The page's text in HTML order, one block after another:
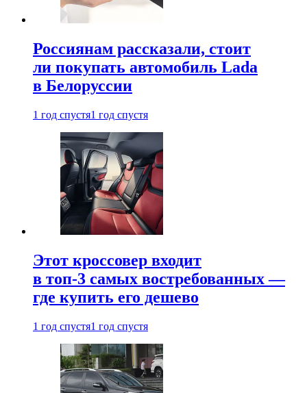
Россиянам рассказали, стоит
ли покупать автомобиль Lada
в Белоруссии
1 год спустя1 год спустя
Этот кроссовер входит
в топ-3 самых востребованных —
где купить его дешево
1 год спустя1 год спустя